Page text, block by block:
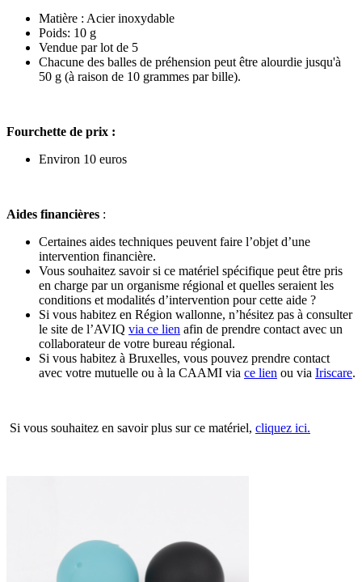
Matière : Acier inoxydable
Poids: 10 g
Vendue par lot de 5
Chacune des balles de préhension peut être alourdie jusqu'à
50 g (à raison de 10 grammes par bille).
Fourchette de prix :
Environ 10 euros
Aides financières :
Certaines aides techniques peuvent faire l’objet d’une
intervention financière.
Vous souhaitez savoir si ce matériel spécifique peut être pris
en charge par un organisme régional et quelles seraient les
conditions et modalités d’intervention pour cette aide ?
Si vous habitez en Région wallonne, n’hésitez pas à consulter
le site de l’AVIQ via ce lien afin de prendre contact avec un
collaborateur de votre bureau régional.
Si vous habitez à Bruxelles, vous pouvez prendre contact
avec votre mutuelle ou à la CAAMI via ce lien ou via Iriscare.
Si vous souhaitez en savoir plus sur ce matériel, cliquez ici.